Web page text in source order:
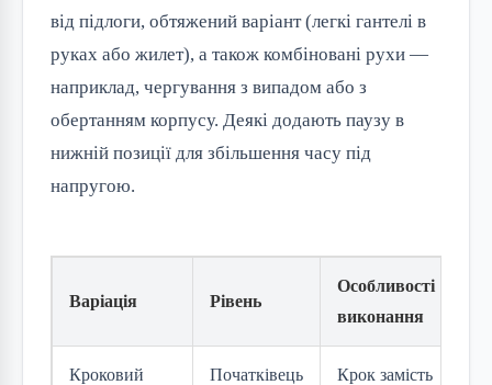
від підлоги, обтяжений варіант (легкі гантелі в
руках або жилет), а також комбіновані рухи —
наприклад, чергування з випадом або з
обертанням корпусу. Деякі додають паузу в
нижній позиції для збільшення часу під
напругою.
Варіація Рівень
Особливості
виконання
Кроковий
Початківець
Крок замість